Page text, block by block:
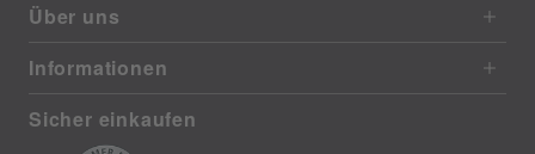
Über uns
Informationen
Sicher einkaufen